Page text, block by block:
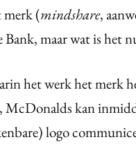
merk (mindshare,
maar wat is het
het werk het merk
McDonalds kan
logo